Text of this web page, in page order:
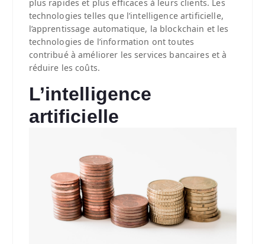
plus rapides et plus efficaces à leurs clients. Les
technologies telles que l’intelligence artificielle,
l’apprentissage automatique, la blockchain et les
technologies de l’information ont toutes
contribué à améliorer les services bancaires et à
réduire les coûts.
L’intelligence
artificielle